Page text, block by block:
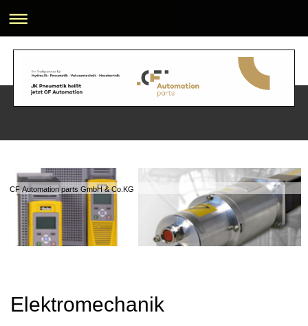
CF Automation parts GmbH & Co.KG
Elektromechanik